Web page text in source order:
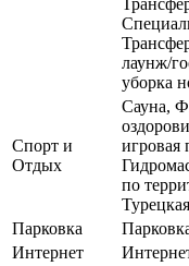
лаунж/
уборка
Спорт и
Отдых
Сауна,
игровая
по
Парковка
Интернет